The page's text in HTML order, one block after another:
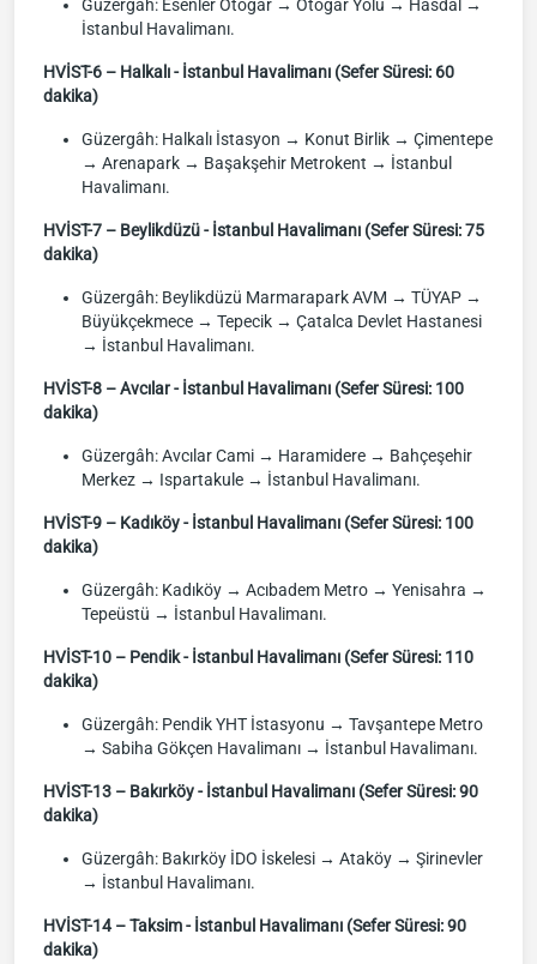
Güzergâh: Esenler Otogar → Otogar Yolu → Hasdal →
İstanbul Havalimanı.
HVİST-6 – Halkalı - İstanbul Havalimanı (Sefer Süresi: 60
dakika)
Güzergâh: Halkalı İstasyon → Konut Birlik → Çimentepe
→ Arenapark → Başakşehir Metrokent → İstanbul
Havalimanı.
HVİST-7 – Beylikdüzü - İstanbul Havalimanı (Sefer Süresi: 75
dakika)
Güzergâh: Beylikdüzü Marmarapark AVM → TÜYAP →
Büyükçekmece → Tepecik → Çatalca Devlet Hastanesi
→ İstanbul Havalimanı.
HVİST-8 – Avcılar - İstanbul Havalimanı (Sefer Süresi: 100
dakika)
Güzergâh: Avcılar Cami → Haramidere → Bahçeşehir
Merkez → Ispartakule → İstanbul Havalimanı.
HVİST-9 – Kadıköy - İstanbul Havalimanı (Sefer Süresi: 100
dakika)
Güzergâh: Kadıköy → Acıbadem Metro → Yenisahra →
Tepeüstü → İstanbul Havalimanı.
HVİST-10 – Pendik - İstanbul Havalimanı (Sefer Süresi: 110
dakika)
Güzergâh: Pendik YHT İstasyonu → Tavşantepe Metro
→ Sabiha Gökçen Havalimanı → İstanbul Havalimanı.
HVİST-13 – Bakırköy - İstanbul Havalimanı (Sefer Süresi: 90
dakika)
Güzergâh: Bakırköy İDO İskelesi → Ataköy → Şirinevler
→ İstanbul Havalimanı.
HVİST-14 – Taksim - İstanbul Havalimanı (Sefer Süresi: 90
dakika)